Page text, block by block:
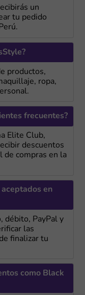
un
tu pedido
productos,
ropa,
frecuentes?
Elite Club,
descuentos
de compras en la
en
débito, PayPal y
las
finalizar tu
como Black